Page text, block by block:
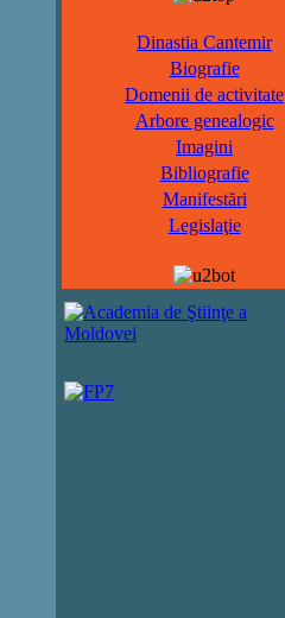
Dinastia Cantemir
Biografie
Domenii de activitate
Arbore genealogic
Imagini
Bibliografie
Manifestări
Legislaţie